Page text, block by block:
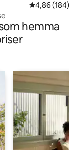
4,86 av 5 i
4,86 (184)
hemma